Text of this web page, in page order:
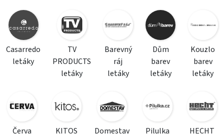
Casarredo
letáky
TV
PRODUCTS
letáky
Barevný
ráj
letáky
Dům
barev
letáky
Kouzlo
barev
letáky
Červa
KITOS
Domestav
Pilulka
HECHT